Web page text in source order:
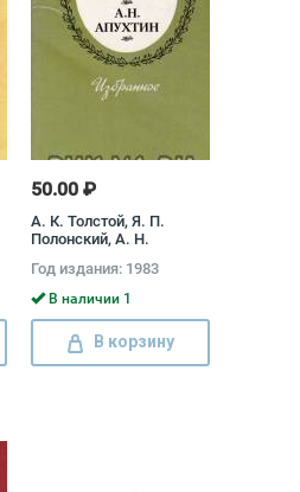
50.00 ₽
А. К. Толстой, Я. П.
Полонский, А. Н.
Алексей Толстой, Яков
Полонский, Алексей
Апухтин
Год издания: 1983
В наличии 1
В корзину